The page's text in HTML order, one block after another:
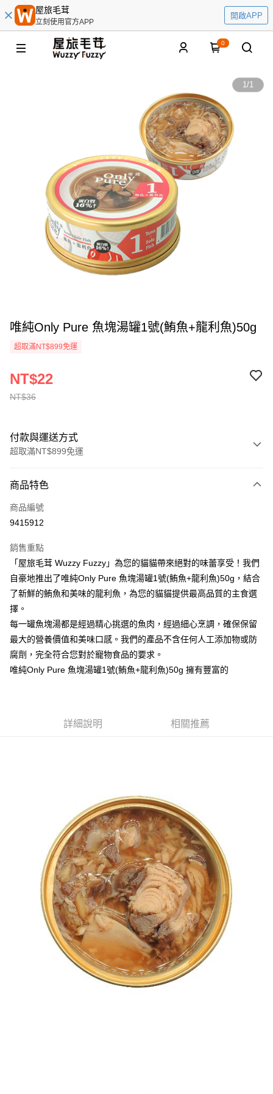
屋旅毛茸
立刻使用官方APP
開啟APP
0
1/1
唯純Only Pure 魚塊湯罐1號(鮪魚+龍利魚)50g
超取滿NT$899免運
NT$36
NT$22
付款與運送方式
超取滿NT$899免運
信用卡一次付款
超商取貨付款
Apple Pay
街口支付
悠遊付
ATM付款
運送方式
全家取貨付款
每筆NT$100，滿NT$899(含以上)免運費
商品特色
商品編號
9415912
銷售重點
「屋旅毛茸 Wuzzy Fuzzy」為您的貓貓帶來絕對的味蕾享受！我們
自豪地推出了唯純Only Pure 魚塊湯罐1號(鮪魚+龍利魚)50g，結合
了新鮮的鮪魚和美味的龍利魚，為您的貓貓提供最高品質的主食選
擇。
每一罐魚塊湯都是經過精心挑選的魚肉，經過細心烹調，確保保留
最大的營養價值和美味口感。我們的產品不含任何人工添加物或防
腐劑，完全符合您對於寵物食品的要求。
唯純Only Pure 魚塊湯罐1號(鮪魚+龍利魚)50g 擁有豐富的
詳細說明 相關推薦